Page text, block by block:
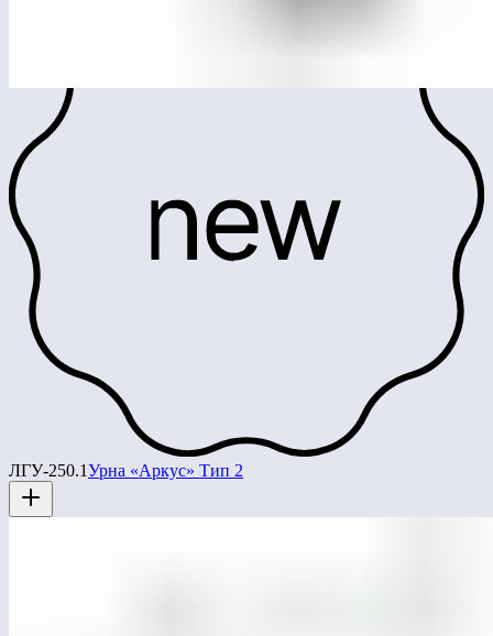
ЛГУ-250.1Урна «Аркус» Тип 2